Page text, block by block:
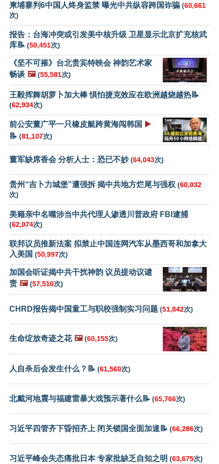
柬埔寨判6中国人终身监禁 曝光中共纵容跨国诈骗 (60,661
次)
报告：台海冲突或引发美中核升级 卫星显示北京扩充核武
库📝 (50,451次)
《坚不可摧》台北贵宾特映会 神韵艺术家
畅谈 🖼️ (55,581次)
王毅挥舞胡萝卜加大棒 惧怕捷克效应在欧洲越烧越热📝
(62,934次)
前公安董广平一只橡皮艇跨黄海闯韩国 ▶️
📝 (81,107次)
董军缺席香会 分析人士：恐已不妙(64,043次)
贵州“吉卜力城堡”遭强拆 揭中共地方烂尾与强权 (60,032
次)
美籍亲中名嘴涉当中共代理人渗透川普政府 FBI逮捕
(62,074次)
联邦议员推新法案 拟禁止中国连网汽车从墨西哥和加拿大
入美国 (50,997次)
加国会听证揭中共干扰神韵 议员提动议谴
责 🖼️ (57,510次)
CHRD报告揭中国童工与职校强制实习问题 (51,842次)
生命绽放奇迹之花 🖼️ (60,155次)
人自杀后会发生什么？📝 (61,560次)
北戴河地震与福建雷暴大戏预示著什么📝 (65,766次)
习近平四管齐下昏招齐上 闭关锁国全面加速📝 (66,286次)
习近平峰会失态痛批日本 专家批缺乏自知之明 (63,675次)